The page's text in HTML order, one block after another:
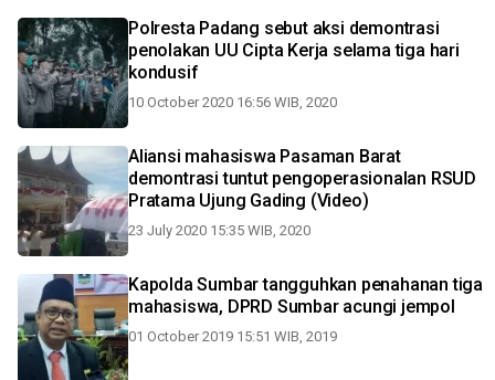
Polresta Padang sebut aksi demontrasi
penolakan UU Cipta Kerja selama tiga hari
kondusif
10 October 2020 16:56 WIB, 2020
Aliansi mahasiswa Pasaman Barat
demontrasi tuntut pengoperasionalan RSUD
Pratama Ujung Gading (Video)
23 July 2020 15:35 WIB, 2020
Kapolda Sumbar tangguhkan penahanan tiga
mahasiswa, DPRD Sumbar acungi jempol
01 October 2019 15:51 WIB, 2019